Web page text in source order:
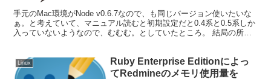
手元のMac環境がNode v0.6.7なので、も同じバージョン使いたいな
ぁ。と考えていて、マニュアル読むと初期設定だと0.4系と0.5系しか
入っていないようなので、むむむ。としていたところ。 結局の所、
Linux
Ruby Enterprise Editionによっ
てRedmineのメモリ使用量を